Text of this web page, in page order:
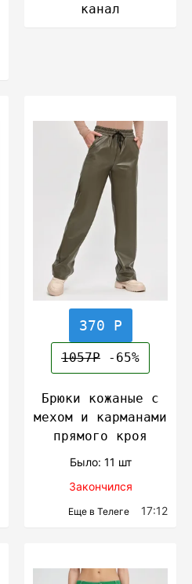
канал
370 Р
1057Р -65%
Брюки кожаные с
мехом и карманами
прямого кроя
Было: 11 шт
Закончился
Еще в Телеге 17:12